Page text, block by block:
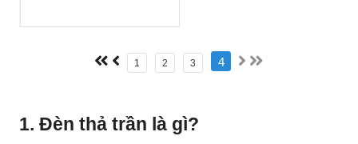
1 2 3 4
1. Đèn thả trần là gì?